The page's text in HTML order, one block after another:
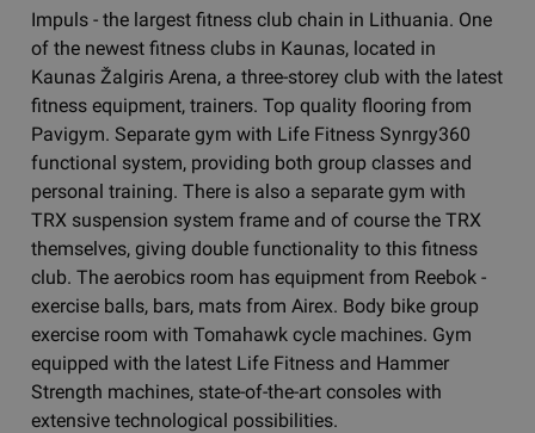
Impuls - the largest fitness club chain in Lithuania. One
of the newest fitness clubs in Kaunas, located in
Kaunas Žalgiris Arena, a three-storey club with the latest
fitness equipment, trainers. Top quality flooring from
Pavigym. Separate gym with Life Fitness Synrgy360
functional system, providing both group classes and
personal training. There is also a separate gym with
TRX suspension system frame and of course the TRX
themselves, giving double functionality to this fitness
club. The aerobics room has equipment from Reebok -
exercise balls, bars, mats from Airex. Body bike group
exercise room with Tomahawk cycle machines. Gym
equipped with the latest Life Fitness and Hammer
Strength machines, state-of-the-art consoles with
extensive technological possibilities.